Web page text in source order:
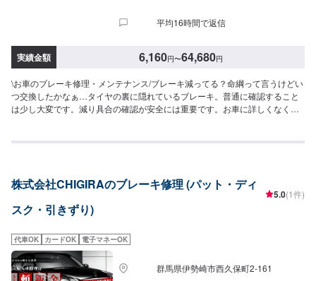
平均16時間で返信
実績金額 6,160円〜64,680円
\お車のブレーキ修理・メンテナンス/ブレーキ減ってる？命綱って言うけどい
つ交換したかなぁ…タイヤの裏に隠れているブレーキ。普通に確認すること
は少し大変です。減り具合の確認が安全には重要です。お車に詳しくなくて
の株式会社杉戸自動車<料金目安>【ブレーキパッド交換】技術料は6,160円
リアパッド交換：29,700円〜41,580円程度【フロントディスクローター交
換】技術料は9,240円～●国産車：14,300円〜18,700円●その他外車：46,200
円〜64,680円【その他】●ブレーキシュー交換国産車：14,300円〜19,800円
●パッドセンサー交換：6,160円〜15,400円程度●キャリパーオーバーホー
ル：11,550円〜23,100円程度●サイドブレーキ調整：3,080円〜8,624円程度●
ブレーキ鳴き防止：3,080円〜6,160円程度●ブレーキオイル交換：4,400円〜
9,240円ハイブリッド・電気自動車の場合7,700円〜上記金額は車種や状態に
株式会社CHIGIRAのブレーキ修理 (パット・ディ
スク・引きずり)
5.0(1件)
代車OK カードOK 電子マネーOK
群馬県伊勢崎市西久保町2-161